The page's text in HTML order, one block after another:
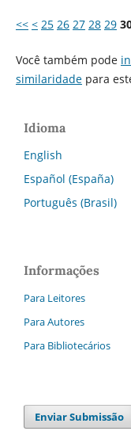
<< < 25 26 27 28 29
Você também pode
similaridadepara
Idioma
English
Español (España)
Português (Brasil)
Informações
Para Leitores
Para Autores
Para Bibliotecários
Enviar Submissão